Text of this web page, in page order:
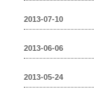
2013-07-10
2013-06-06
2013-05-24